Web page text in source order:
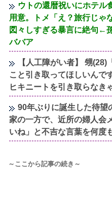
ウトの還暦祝いにホテル
用意。トメ「え？旅行じゃ
図々しすぎる暴言に絶句←
ババア
【人工障がい者】 甥
こと引き取ってほしいんで
ヒキニートを引き取らなき
90年ぶりに誕生した待望
家の一方で、近所の婦人会
いね」と不吉な言葉を何度
～ここから記事の続き～